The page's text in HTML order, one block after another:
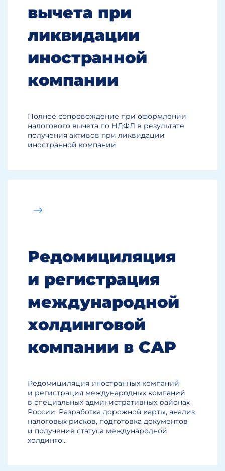
вычета при
ликвидации
иностранной
компании
Полное сопровождение при оформлении
налогового вычета по НДФЛ в результате
получения активов при ликвидации
иностранной компании
Редомициляция
и регистрация
международной
холдинговой
компании в САР
Редомициляция иностранных компаний
и регистрация международных компаний
в специальных административных районах
России. Разработка дорожной карты, анализ
налоговых рисков, подготовка документов
и получение статуса международной
холдинго...